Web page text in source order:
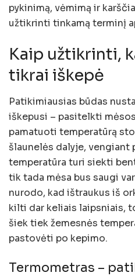
pykinimą, vėmimą ir
užtikrinti tinkamą terminį
Kaip užtikrinti,
tikrai iškepė
Patikimiausias būdas
iškepusi – pasitelkti
pamatuoti temperatūrą
šlaunelės dalyje, vengiant
temperatūra turi siekti
tik tada mėsa bus saugi
nurodo, kad ištraukus iš
kilti dar keliais laipsniais,
šiek tiek žemesnės
pastovėti po kepimo.
Termometras –